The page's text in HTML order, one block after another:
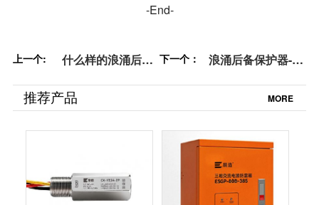
-End-
上一个:
什么样的浪涌后备
到保护作用？点击
查看详情-易造防雷
下一个：
浪涌后备保护器-你
推荐产品 MORE